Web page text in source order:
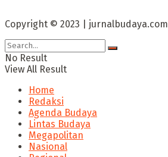
Copyright © 2023 | jurnalbudaya.com
No Result
View All Result
Home
Redaksi
Agenda Budaya
Lintas Budaya
Megapolitan
Nasional